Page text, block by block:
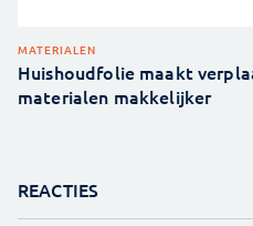
MATERIALEN
Huishoudfolie maakt
materialen makkelijker
REACTIES